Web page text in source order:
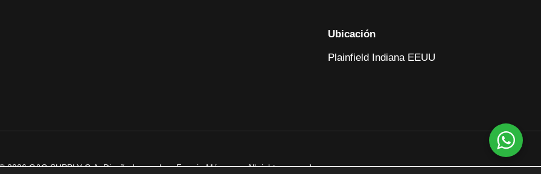
Ubicación
Plainfield Indiana EEUU
2026 G&G SUPPLY C.A. Diseñada por: Ing. Fermin Márquez - All right reserved